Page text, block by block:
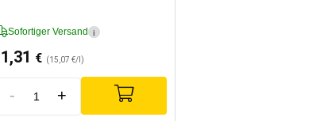
Sofortiger Versand i
€ (15,07 €/l)
- +